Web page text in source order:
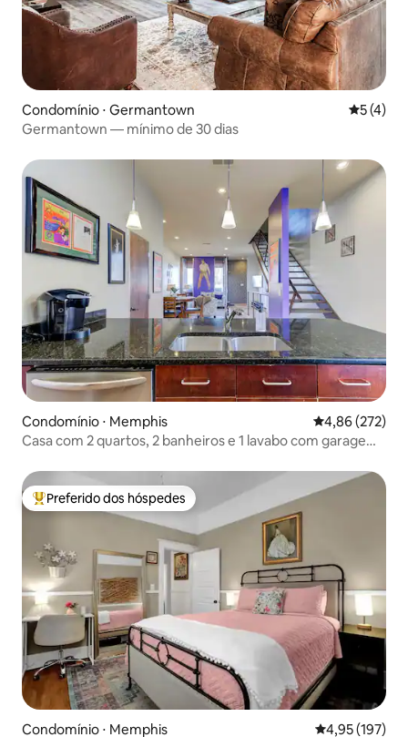
Condomínio ⋅ Germantown 5 de
5 (4)
Germantown — mínimo de 30 dias
Condomínio ⋅ Memphis 4,86 de uma
4,86 (272)
Casa com 2 quartos, 2 banheiros e 1 lavabo com garagem
Entre os melhores preferidos dos hóspedes
Preferido dos hóspedes
Condomínio ⋅ Memphis 4,95 de uma
4,95 (197)